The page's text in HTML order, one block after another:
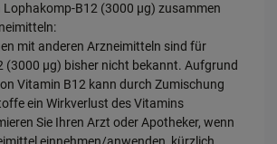
B12 (3000 µg) zusammen
mit anderen Arzneimitteln sind für
(3000 µg) bisher nicht bekannt. Aufgrund
Vitamin B12 kann durch Zumischung
ein Wirkverlust des Vitamins
Sie Ihren Arzt oder Apotheker, wenn